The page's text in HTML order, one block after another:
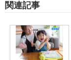
関連記事